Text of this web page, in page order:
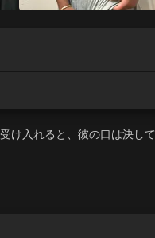
け入れると、彼の口は決して